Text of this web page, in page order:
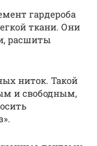
гардероба
ткани. Они
расшиты
ниток. Такой
и свободным,